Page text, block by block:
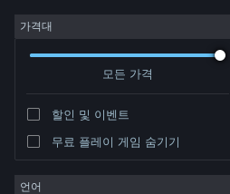
로그인
커뮤니티
정보
가격대
모든 가격
할인 및 이벤트
무료 플레이 게임 숨기기
언어
개발자: Nicolas 'NykO18' Grevet